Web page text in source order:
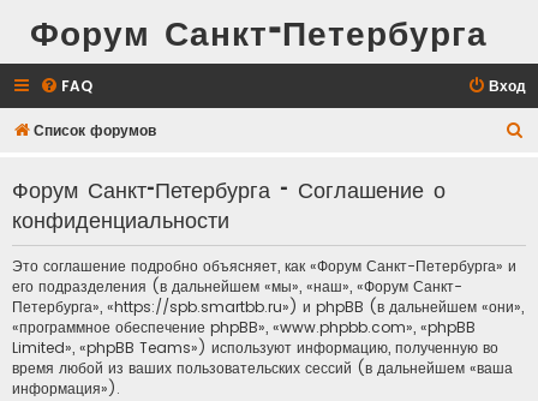
Форум Санкт-Петербурга
FAQ Вход
Список форумов
Форум Санкт-Петербурга - Соглашение о
конфиденциальности
Это соглашение подробно объясняет, как «Форум Санкт-Петербурга» и
его подразделения (в дальнейшем «мы», «наш», «Форум Санкт-
Петербурга», «https://spb.smartbb.ru») и phpBB (в дальнейшем «они»,
«программное обеспечение phpBB», «www.phpbb.com», «phpBB
Limited», «phpBB Teams») используют информацию, полученную во
время любой из ваших пользовательских сессий (в дальнейшем «ваша
информация»).